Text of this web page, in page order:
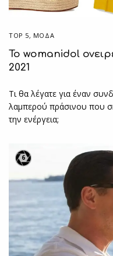
TOP 5, ΜΟΔΑ
Το womanidol
2021
Τι θα λέγατε για έναν
λαμπερού πράσινου που
την ενέργεια;
6